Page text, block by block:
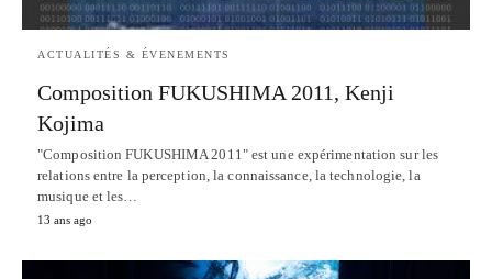
ACTUALITÉS & ÉVENEMENTS
Composition FUKUSHIMA 2011, Kenji
Kojima
"Composition FUKUSHIMA 2011" est une expérimentation sur les
relations entre la perception, la connaissance, la technologie, la
musique et les…
13 ans ago